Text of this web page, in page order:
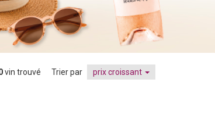
vin trouvé Trier par prix croissant